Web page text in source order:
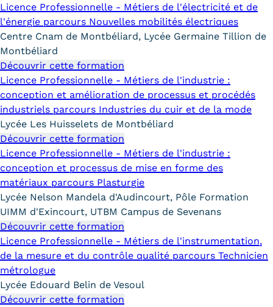
Enseignement à distance
Validation des Acquis de
l'Expérience (VAE)
Validation des études
supérieures (VES)
Validation des acquis
professionnels et personnels
(VAPP)
Infos pratiques
Discrimination/égalité/mixité
Handi'Cnam
Témoignages
Licence Professionnelle - Métiers de l'électricité et de
l'énergie parcours Nouvelles mobilités électriques
Centre Cnam de Montbéliard, Lycée Germaine Tillion de
Montbéliard
Découvrir cette formation
Licence Professionnelle - Métiers de l'industrie :
conception et amélioration de processus et procédés
industriels parcours Industries du cuir et de la mode
Lycée Les Huisselets de Montbéliard
Découvrir cette formation
Licence Professionnelle - Métiers de l'industrie :
conception et processus de mise en forme des
matériaux parcours Plasturgie
Lycée Nelson Mandela d'Audincourt, Pôle Formation
UIMM d'Exincourt, UTBM Campus de Sevenans
Découvrir cette formation
Licence Professionnelle - Métiers de l'instrumentation,
de la mesure et du contrôle qualité parcours Technicien
métrologue
Lycée Edouard Belin de Vesoul
Découvrir cette formation